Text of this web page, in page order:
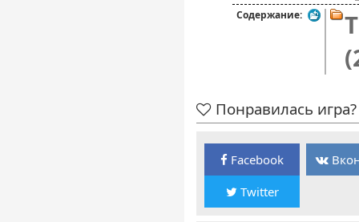
Содержание:
Понравилась
Facebook
Twitter